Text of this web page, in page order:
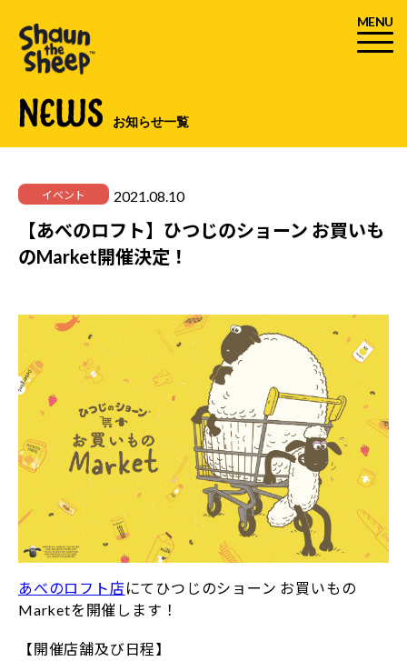
MENU
NEWS お知らせ一覧
イベント 2021.08.10
【あべのロフト】ひつじのショーン お買いも
のMarket開催決定！
あべのロフト店にてひつじのショーン お買いもの
Marketを開催します！
【開催店舗及び日程】